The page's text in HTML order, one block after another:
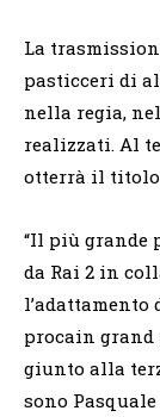
La
pasticceri di
nella regia,
realizzati. Al
otterrà il titolo
“Il più grande
da Rai 2 in
l’adattamento
procain grand
giunto alla
sono